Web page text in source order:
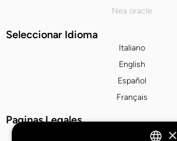
Nea oracle
Seleccionar Idioma
Italiano
English
Español
Français
Paginas Legales
Privacy Policy
×